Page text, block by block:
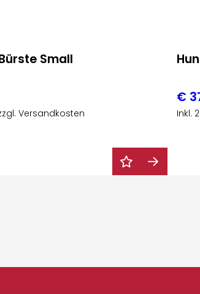
Small
Versandkosten
€
Inkl.